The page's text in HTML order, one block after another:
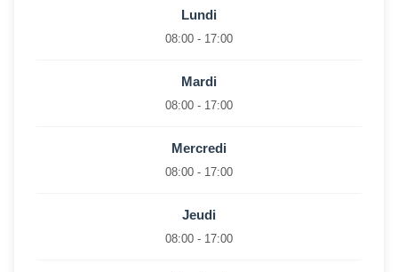
Lundi
08:00 - 17:00
Mardi
08:00 - 17:00
Mercredi
08:00 - 17:00
Jeudi
08:00 - 17:00